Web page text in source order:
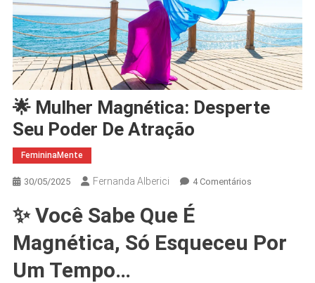
🌟 Mulher Magnética: Desperte
Seu Poder De Atração
FemininaMente
30/05/2025 Fernanda Alberici 4 ComentáriosEm
Desperte
✨ Você Sabe Que É
Magnética, Só Esqueceu Por
Um Tempo…